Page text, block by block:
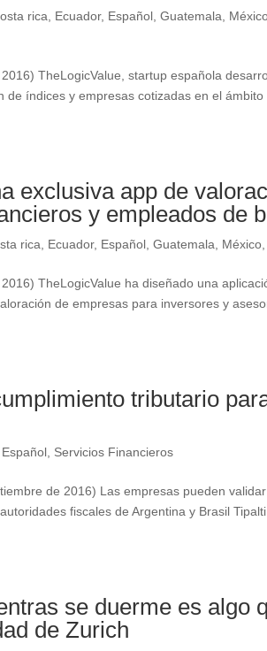
rica Ecuador, Español ,Guatemala
TheLogicValue, startup española
índices y empresas cotizadas en el
exclusiva app de
y empleados de
rica Ecuador, Español ,Guatemala México
TheLogicValue ha diseñado una
de empresas para inversores y
tributario
Español Servicios Financieros
de 2016) Las empresas pueden
fiscales de Argentina y Brasil
se duerme es algo
de Zurich